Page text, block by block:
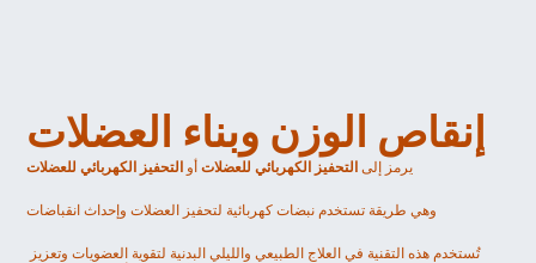
إنقاص الوزن وبناء العضلات
يرمز إلى التحفيز الكهربائي للعضلات أو التحفيز الكهربائي للعضلات
وهي طريقة تستخدم نبضات كهربائية لتحفيز العضلات وإحداث انقباضات